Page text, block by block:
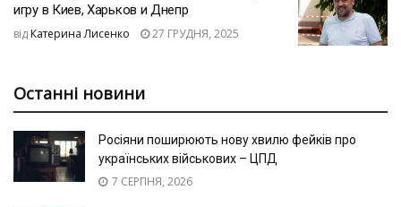
игру в Киев, Харьков и Днепр
від Катерина Лисенко 27 ГРУДНЯ, 2025
Останні новини
Росіяни поширюють нову хвилю фейків про
українських військових – ЦПД
7 СЕРПНЯ, 2026